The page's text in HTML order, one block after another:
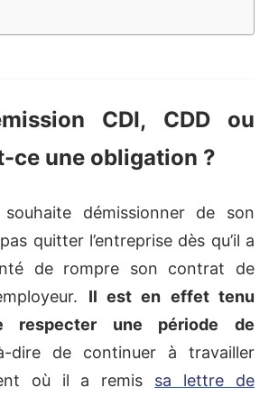
CDI, CDD ou
ce une obligation ?
démissionner de son
quitter l’entreprise dès qu’il a
de rompre son contrat de
Il est en effet tenu
respecter une période de
dire de continuer à travailler
où il a remis sa lettre de